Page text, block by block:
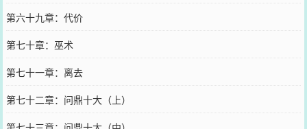
第六十九章：代价
第七十章：巫术
第七十一章：离去
第七十二章：问鼎十大（上）